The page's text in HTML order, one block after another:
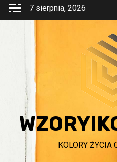
Przejdź
7 sierpnia, 2026
KOLORY ŻYCIA